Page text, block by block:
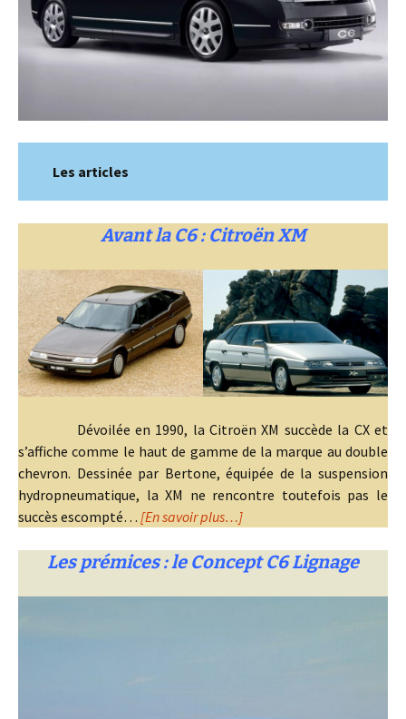
Les articles
Avant la C6 : Citroën XM
Dévoilée en 1990, la Citroën XM succède la CX et
s’affiche comme le haut de gamme de la marque au double
chevron. Dessinée par Bertone, équipée de la suspension
hydropneumatique, la XM ne rencontre toutefois pas le
succès escompté… [En savoir plus…]
Les prémices : le Concept C6 Lignage